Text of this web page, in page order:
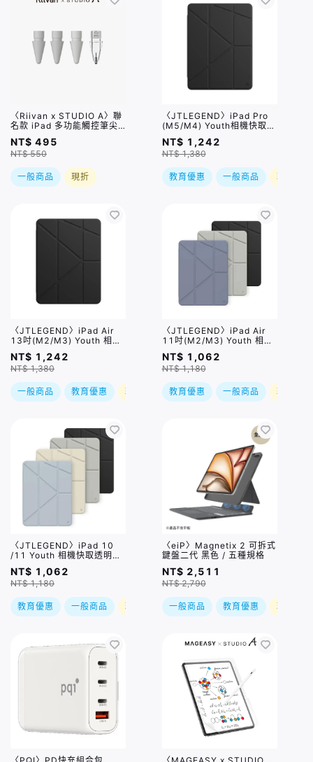
〈Riivan x STUDIO A〉聯
名款 iPad 多功能觸控筆尖4
入組
NT$ 495
NT$ 550
一般商品 現折
〈JTLEGEND〉iPad Pro
(M5/M4) Youth相機快取透
明防摔殼(含Apple Pencil
槽) 曜黑
NT$ 1,242
NT$ 1,380
教育優惠 一般商品 現折
〈JTLEGEND〉iPad Air
13吋(M2/M3) Youth 相機
快取透明防摔殼 (含Apple
Pencil槽) 曜黑色
NT$ 1,242
NT$ 1,380
一般商品 教育優惠 現折
〈JTLEGEND〉iPad Air
11吋(M2/M3) Youth 相機
快取透明防摔殼 (含Apple
Pencil槽) / 三色
NT$ 1,062
NT$ 1,180
教育優惠 一般商品 現折
〈JTLEGEND〉iPad 10
/11 Youth 相機快取透明防
摔殼 (含Apple Pencil槽) /
四色
NT$ 1,062
NT$ 1,180
教育優惠 一般商品 現折
〈eiP〉Magnetix 2 可拆式
鍵盤二代 黑色 / 五種規格
NT$ 2,511
NT$ 2,790
一般商品 教育優惠 現折